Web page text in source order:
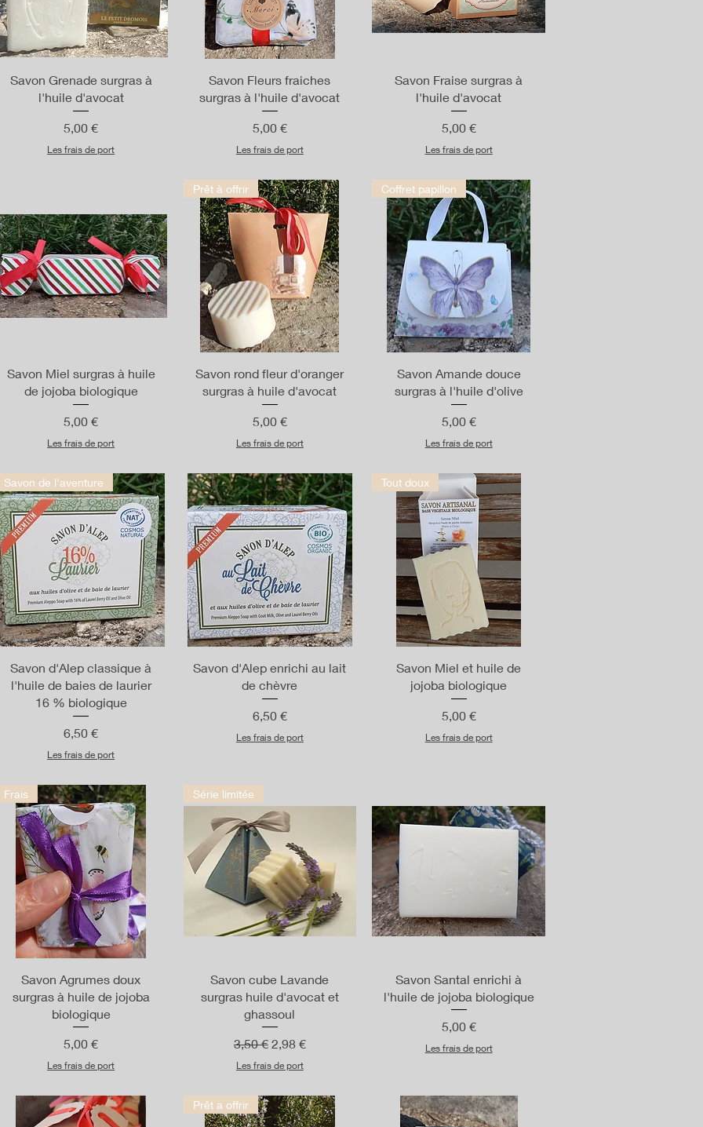
Aperçu rapide
Savon Grenade surgras à
l'huile d'avocat
Prix
5,00 €
Les frais de port
Aperçu rapide
Savon Fleurs fraiches
surgras à l'huile d'avocat
Prix
5,00 €
Les frais de port
Aperçu rapide
Savon Fraise surgras à
l'huile d'avocat
Prix
5,00 €
Les frais de port
Aperçu rapide
Savon Miel surgras à huile
de jojoba biologique
Prix
5,00 €
Les frais de port
Aperçu rapide
Prêt à offrir
Savon rond fleur d'oranger
surgras à huile d'avocat
Prix
5,00 €
Les frais de port
Aperçu rapide
Coffret papillon
Savon Amande douce
surgras à l'huile d'olive
Prix
5,00 €
Les frais de port
Aperçu rapide
Savon de l'aventure
Savon d'Alep classique à
l'huile de baies de laurier
16 % biologique
Prix
6,50 €
Les frais de port
Aperçu rapide
Savon d'Alep enrichi au lait
de chèvre
Prix
6,50 €
Les frais de port
Aperçu rapide
Tout doux
Savon Miel et huile de
jojoba biologique
Prix
5,00 €
Les frais de port
Aperçu rapide
Frais
Savon Agrumes doux
surgras à huile de jojoba
biologique
Prix
5,00 €
Les frais de port
Aperçu rapide
Série limitée
Savon cube Lavande
surgras huile d'avocat et
ghassoul
Prix original
3,50 € Prix promotionnel
2,98 €
Les frais de port
Aperçu rapide
Savon Santal enrichi à
l'huile de jojoba biologique
Prix
5,00 €
Les frais de port
Prêt a offrir